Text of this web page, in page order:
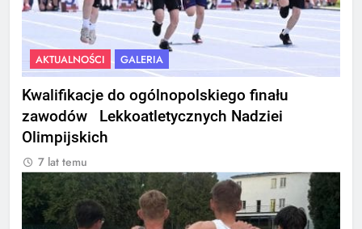
AKTUALNOŚCI GALERIA
Kwalifikacje do ogólnopolskiego finału
zawodów Lekkoatletycznych Nadziei
Olimpijskich
7 lat temu